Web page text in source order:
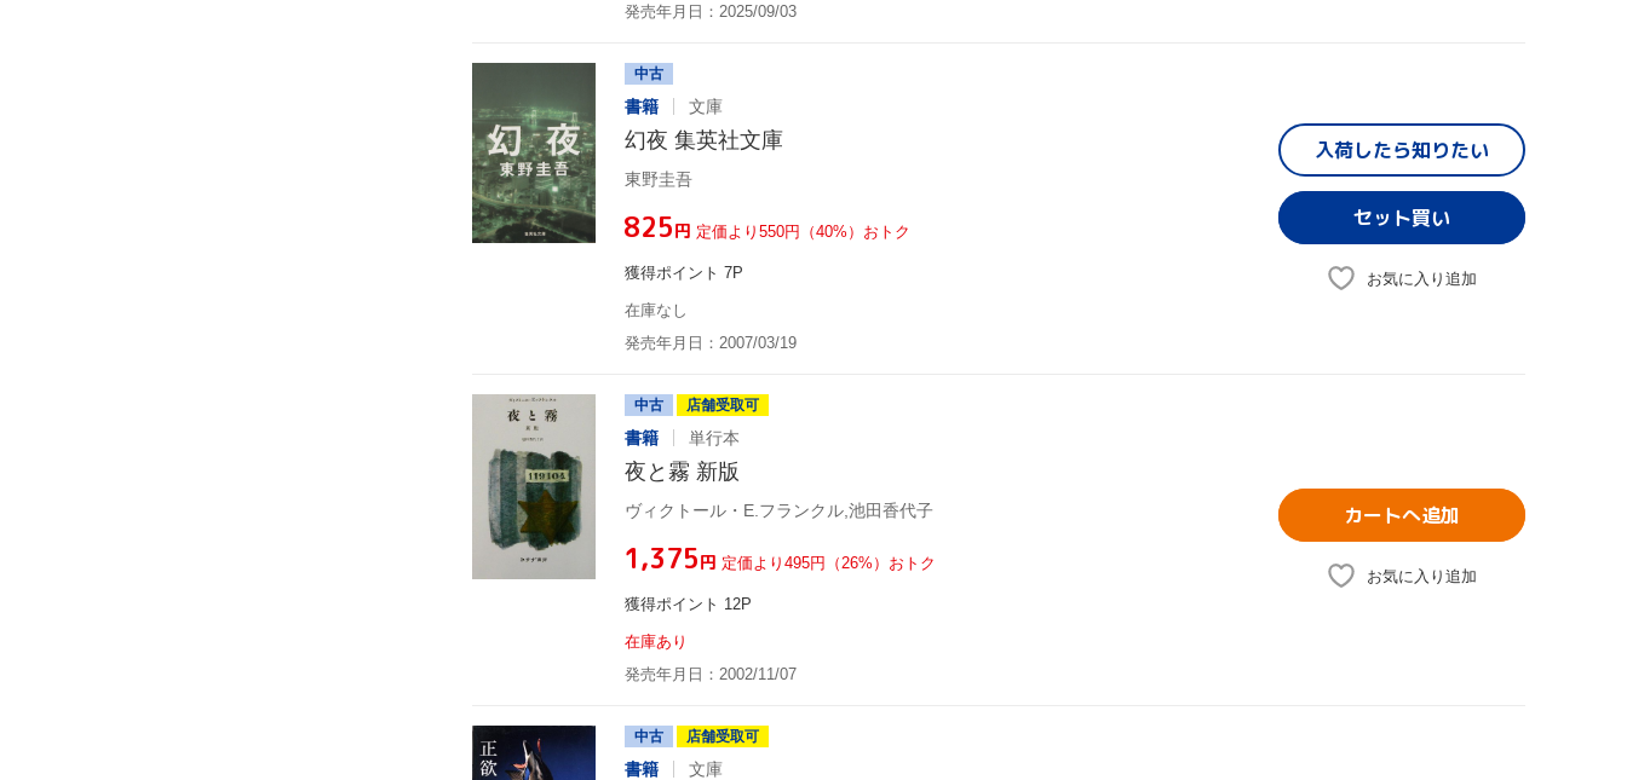
発売年月日：2025/09/03
中古
書籍 文庫
幻夜 集英社文庫
東野圭吾
¥825円 定価より550円（40%）おトク
獲得ポイント 7P
在庫なし
発売年月日：2007/03/19
入荷したら知りたい
お気に入り追加
中古 店舗受取可
書籍 単行本
夜と霧 新版
ヴィクトール・E.フランクル,池田香代子
¥1,375円 定価より495円（26%）おトク
獲得ポイント 12P
在庫あり
発売年月日：2002/11/07
カートへ追加
お気に入り追加
中古 店舗受取可
書籍 文庫